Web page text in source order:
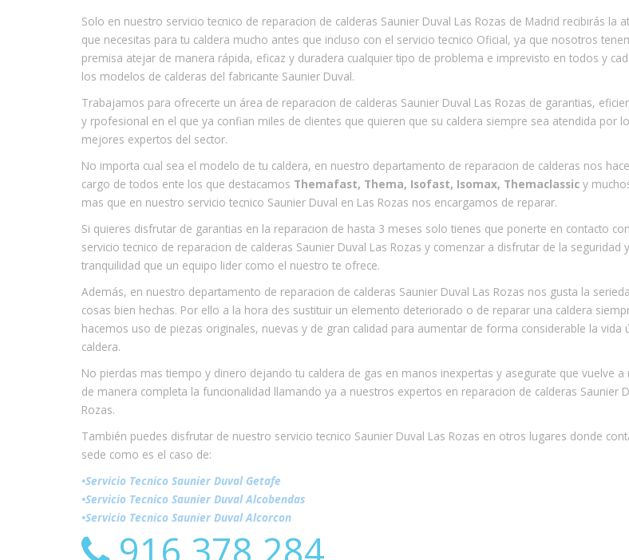
Solo en nuestro servicio tecnico de reparacion de calderas Saunier Duval Las Rozas de Madrid recibirás la
que necesitas para tu caldera mucho antes que incluso con el servicio tecnico Oficial, ya que nosotros
premisa atejar de manera rápida, eficaz y duradera cualquier tipo de problema e imprevisto en todos y
los modelos de calderas del fabricante Saunier Duval.
Trabajamos para ofrecerte un área de reparacion de calderas Saunier Duval Las Rozas de garantias,
y rpofesional en el que ya confian miles de clientes que quieren que su caldera siempre sea atendida por
mejores expertos del sector.
No importa cual sea el modelo de tu caldera, en nuestro departamento de reparacion de calderas nos
cargo de todos ente los que destacamos Themafast, Thema, Isofast, Isomax, Themaclassic y
mas que en nuestro servicio tecnico Saunier Duval en Las Rozas nos encargamos de reparar.
Si quieres disfrutar de garantias en la reparacion de hasta 3 meses solo tienes que ponerte en contacto
servicio tecnico de reparacion de calderas Saunier Duval Las Rozas y comenzar a disfrutar de la seguridad y
tranquilidad que un equipo lider como el nuestro te ofrece.
Además, en nuestro departamento de reparacion de calderas Saunier Duval Las Rozas nos gusta la
cosas bien hechas. Por ello a la hora des sustituir un elemento deteriorado o de reparar una caldera
hacemos uso de piezas originales, nuevas y de gran calidad para aumentar de forma considerable la vida
caldera.
No pierdas mas tiempo y dinero dejando tu caldera de gas en manos inexpertas y asegurate que vuelve a
de manera completa la funcionalidad llamando ya a nuestros expertos en reparacion de calderas Saunier
Rozas.
También puedes disfrutar de nuestro servicio tecnico Saunier Duval Las Rozas en otros lugares donde
sede como es el caso de:
•Servicio Tecnico Saunier Duval Getafe
•Servicio Tecnico Saunier Duval Alcobendas
•Servicio Tecnico Saunier Duval Alcorcon